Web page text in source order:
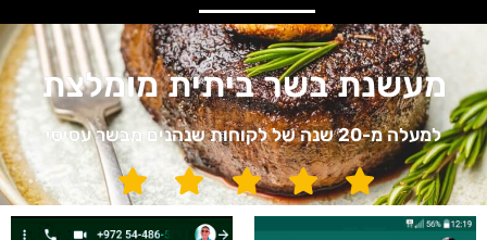
מעשנת בשר ביתית מומלצת
למעלה מ-20 שנה של לקוחות שנהנים מבשר עסיסי